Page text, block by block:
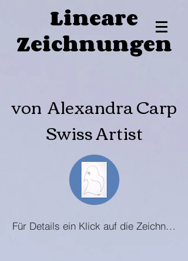
Lineare
Zeichnungen
von Alexandra Carp
Swiss Artist
Für Details ein Klick auf die Zeichnung